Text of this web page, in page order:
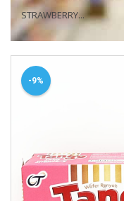
STRAWBERRY...
-9%